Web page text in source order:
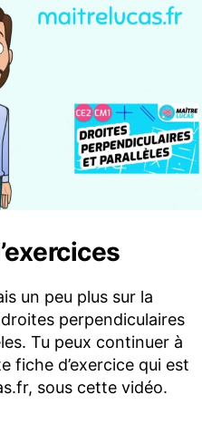
un peu plus sur la
perpendiculaires
Tu peux continuer à
fiche d’exercice qui est
sous cette vidéo.